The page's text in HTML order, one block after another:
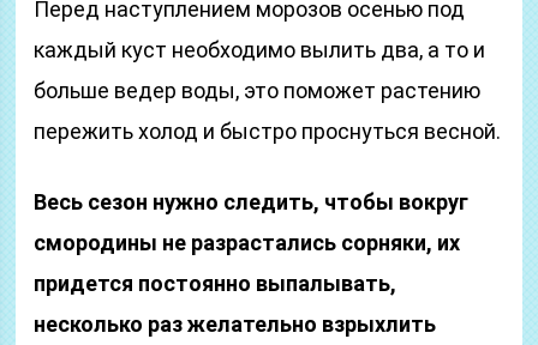
Перед наступлением морозов осенью под
каждый куст необходимо вылить два, а то и
больше ведер воды, это поможет растению
пережить холод и быстро проснуться весной.
Весь сезон нужно следить, чтобы вокруг
смородины не разрастались сорняки, их
придется постоянно выпалывать,
несколько раз желательно взрыхлить